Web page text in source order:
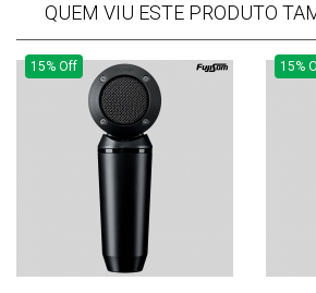
QUEM VIU ESTE PRODUTO
15% Off 15%